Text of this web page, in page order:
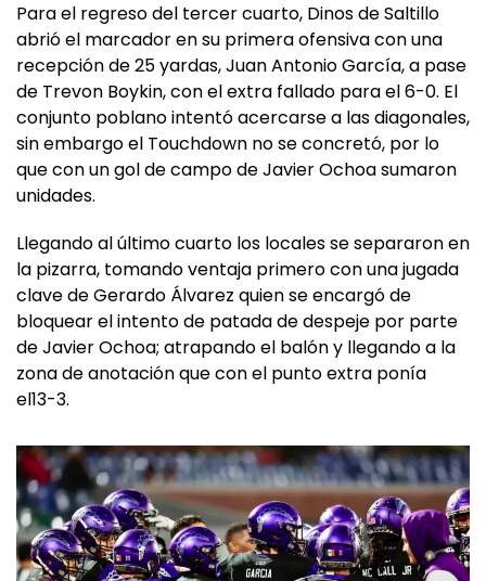
Para el regreso del tercer cuarto, Dinos de Saltillo
abrió el marcador en su primera ofensiva con una
recepción de 25 yardas, Juan Antonio García, a pase
de Trevon Boykin, con el extra fallado para el 6-0. El
conjunto poblano intentó acercarse a las diagonales,
sin embargo el Touchdown no se concretó, por lo
que con un gol de campo de Javier Ochoa sumaron
unidades.
Llegando al último cuarto los locales se separaron en
la pizarra, tomando ventaja primero con una jugada
clave de Gerardo Álvarez quien se encargó de
bloquear el intento de patada de despeje por parte
de Javier Ochoa; atrapando el balón y llegando a la
zona de anotación que con el punto extra ponía
el13-3.